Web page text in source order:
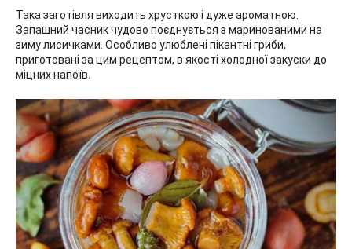
Така заготівля виходить хрусткою і дуже ароматною.
Запашний часник чудово поєднується з маринованими на
зиму лисичками. Особливо улюблені пікантні гриби,
приготовані за цим рецептом, в якості холодної закуски до
міцних напоїв.